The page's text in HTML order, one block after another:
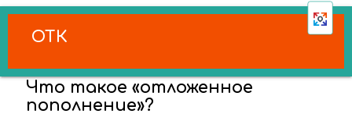
ОТК
Что такое «отложенное
пополнение»?